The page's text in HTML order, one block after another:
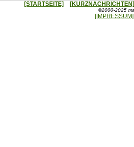
[STARTSEITE] [KURZNACHRICHTEN]
©2000-2025
[IMPRESSUM]